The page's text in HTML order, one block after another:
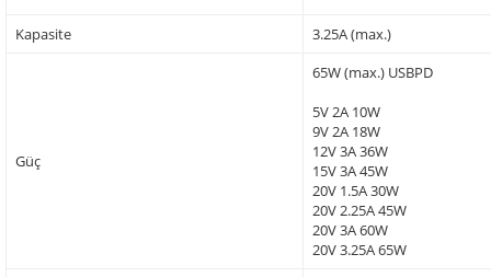
Kapasite 3.25A (max.)
Güç
65W (max.) USBPD
5V 2A 10W
9V 2A 18W
12V 3A 36W
15V 3A 45W
20V 1.5A 30W
20V 2.25A 45W
20V 3A 60W
20V 3.25A 65W